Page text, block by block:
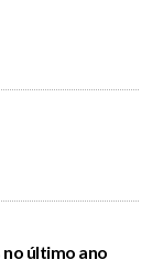
último ano